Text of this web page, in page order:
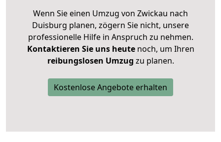
Wenn Sie einen Umzug von Zwickau nach
Duisburg planen, zögern Sie nicht, unsere
professionelle Hilfe in Anspruch zu nehmen.
Kontaktieren Sie uns heutenoch, um Ihren
reibungslosen Umzug zu planen.
Kostenlose Angebote erhalten